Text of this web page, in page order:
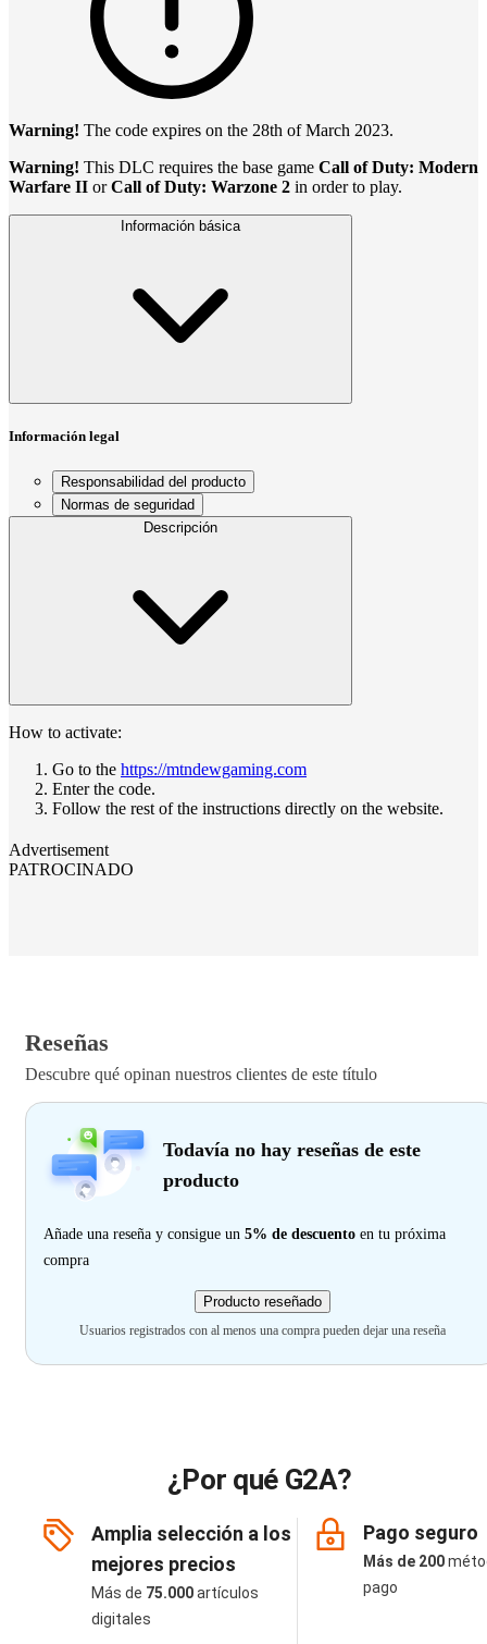
Warning! The code expires on the 28th of March 2023.
Warning! This DLC requires the base game Call of Duty: Modern
Warfare II orCall of Duty: Warzone 2 in order to play.
Información básica
Información legal
Responsabilidad del producto
Normas de seguridad
Descripción
How to activate:
Go to the https://mtndewgaming.com
Enter the code.
Follow the rest of the instructions directly on the website.
Advertisement
PATROCINADO
Reseñas
Descubre qué opinan nuestros clientes de este título
Todavía no hay reseñas de este
producto
Añade una reseña y consigue un 5% de descuento en tu próxima
compra
Producto reseñado
Usuarios registrados con al menos una compra pueden dejar una reseña
¿Por qué G2A?
Amplia selección a los
mejores precios
Más de 75.000artículos
digitales
Pago seguro
Más de 200
pago